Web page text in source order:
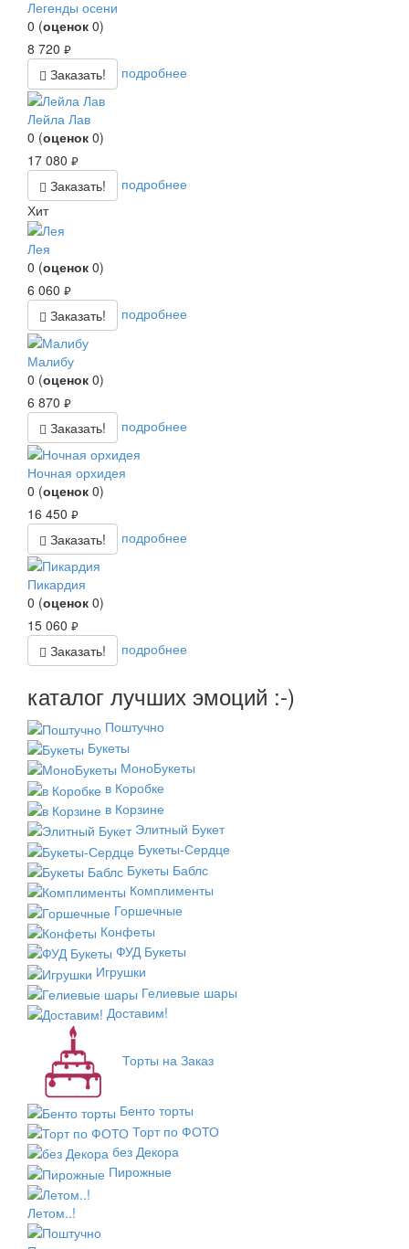
Легенды осени
0 (оценок 0)
8 720 руб.
Заказать! подробнее
Лейла Лав
0 (оценок 0)
17 080 руб.
Заказать!
подробнее
Хит
Лея
0 (оценок 0)
6 060 руб.
Заказать! подробнее
Малибу
0 (оценок 0)
6 870 руб.
Заказать! подробнее
Ночная орхидея
0 (оценок 0)
16 450 руб.
Заказать! подробнее
Пикардия
0 (оценок 0)
15 060 руб.
Заказать! подробнее
каталог лучших эмоций :-)
Поштучно
Букеты
МоноБукеты
в Коробке
в Корзине
Элитный Букет
Букеты-Сердце
Букеты Баблс
Комплименты
Горшечные
Конфеты
ФУД Букеты
Игрушки
Гелиевые шары
Доставим!
Торты на Заказ
Бенто торты
Торт по ФОТО
без Декора
Пирожные
Летом..!